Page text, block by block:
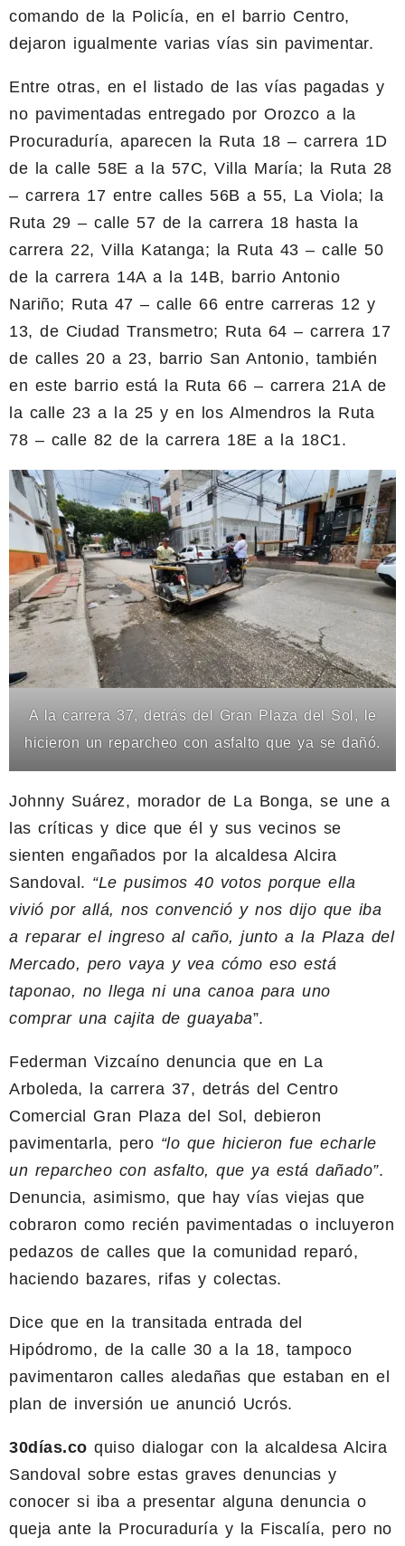
comando de la Policía, en el barrio Centro,
dejaron igualmente varias vías sin pavimentar.
Entre otras, en el listado de las vías pagadas y
no pavimentadas entregado por Orozco a la
Procuraduría, aparecen la Ruta 18 – carrera 1D
de la calle 58E a la 57C, Villa María; la Ruta 28
– carrera 17 entre calles 56B a 55, La Viola; la
Ruta 29 – calle 57 de la carrera 18 hasta la
carrera 22, Villa Katanga; la Ruta 43 – calle 50
de la carrera 14A a la 14B, barrio Antonio
Nariño; Ruta 47 – calle 66 entre carreras 12 y
13, de Ciudad Transmetro; Ruta 64 – carrera 17
de calles 20 a 23, barrio San Antonio, también
en este barrio está la Ruta 66 – carrera 21A de
la calle 23 a la 25 y en los Almendros la Ruta
78 – calle 82 de la carrera 18E a la 18C1.
A la carrera 37, detrás del Gran Plaza del Sol, le
hicieron un reparcheo con asfalto que ya se dañó.
Johnny Suárez, morador de La Bonga, se une a
las críticas y dice que él y sus vecinos se
sienten engañados por la alcaldesa Alcira
Sandoval. “Le pusimos 40 votos porque ella
vivió por allá, nos convenció y nos dijo que iba
a reparar el ingreso al caño, junto a la Plaza del
Mercado, pero vaya y vea cómo eso está
taponao, no llega ni una canoa para uno
comprar una cajita de guayaba”.
Federman Vizcaíno denuncia que en La
Arboleda, la carrera 37, detrás del Centro
Comercial Gran Plaza del Sol, debieron
pavimentarla, pero “lo que hicieron fue echarle
un reparcheo con asfalto, que ya está dañado”.
Denuncia, asimismo, que hay vías viejas que
cobraron como recién pavimentadas o incluyeron
pedazos de calles que la comunidad reparó,
haciendo bazares, rifas y colectas.
Dice que en la transitada entrada del
Hipódromo, de la calle 30 a la 18, tampoco
pavimentaron calles aledañas que estaban en el
plan de inversión ue anunció Ucrós.
30días.co quiso dialogar con la alcaldesa Alcira
Sandoval sobre estas graves denuncias y
conocer si iba a presentar alguna denuncia o
queja ante la Procuraduría y la Fiscalía, pero no